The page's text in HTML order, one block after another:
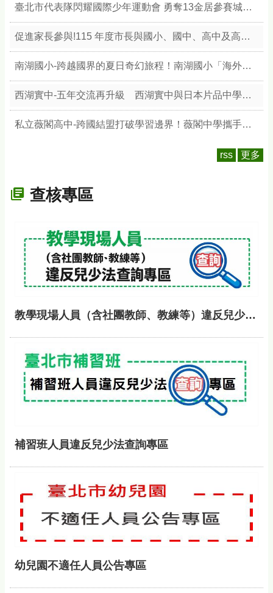
臺北市代表隊閃耀國際少年運動會 勇奪13金居參賽城市之冠 展現競技實力與城市榮耀
促進家長參與!115 年度市長與國小、國中、高中及高職學生家長聯合會 座談會
南湖國小-跨越國界的夏日奇幻旅程！南湖國小「海外青年英語服務營」圓滿落幕—8位美加志工攜手64位學員雙向學習，結合校本「天文與陶藝」展現臺灣文化魅力
西湖實中-五年交流再升級 西湖實中與日本片品中學締結教育合作夥伴
私立薇閣高中-跨國結盟打破學習邊界！薇閣中學攜手美國ASU 開創全英文工程科技教育新局
rss 更多
查核專區
教學現場人員（含社團教師、教練等）違反兒少法查詢專區
補習班人員違反兒少法查詢專區
幼兒園不適任人員公告專區